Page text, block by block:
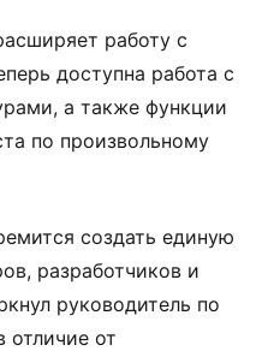
работу с
доступна работа с
а также функции
по произвольному
создать единую
разработчиков и
руководитель по
от